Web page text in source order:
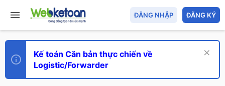
ĐĂNG NHẬP ĐĂNG KÝ
Kế toán Căn bản thực chiến về
Logistic/Forwarder